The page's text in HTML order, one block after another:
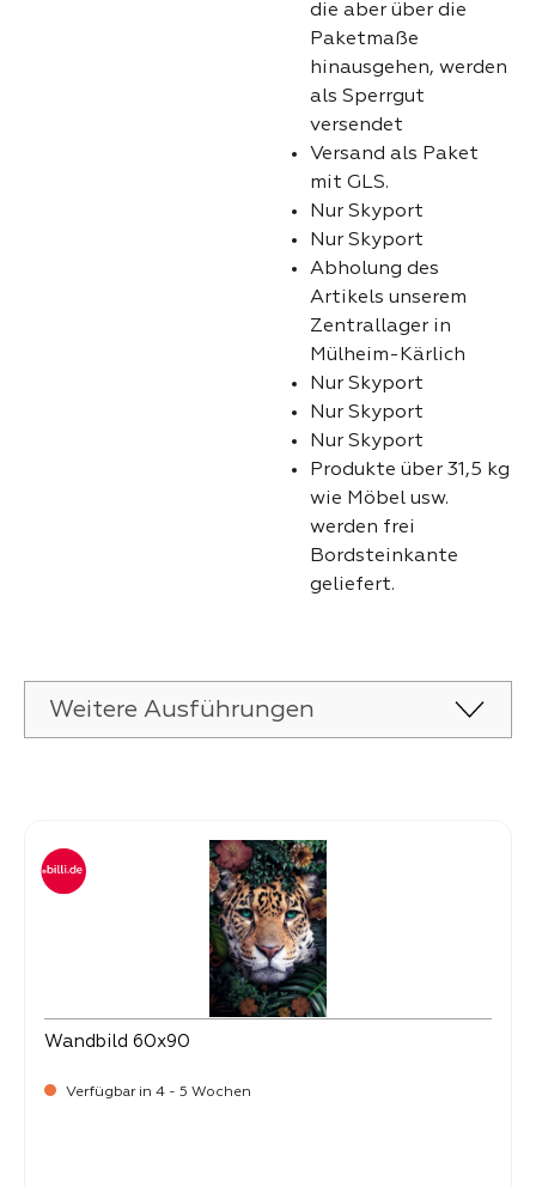
die aber über die
Paketmaße
hinausgehen, werden
als Sperrgut
versendet
Versand als Paket
mit GLS.
Nur Skyport
Nur Skyport
Abholung des
Artikels unserem
Zentrallager in
Mülheim-Kärlich
Nur Skyport
Nur Skyport
Nur Skyport
Produkte über 31,5 kg
wie Möbel usw.
werden frei
Bordsteinkante
geliefert.
Weitere Ausführungen
Wandbild 60x90
Verfügbar in 4 - 5 Wochen